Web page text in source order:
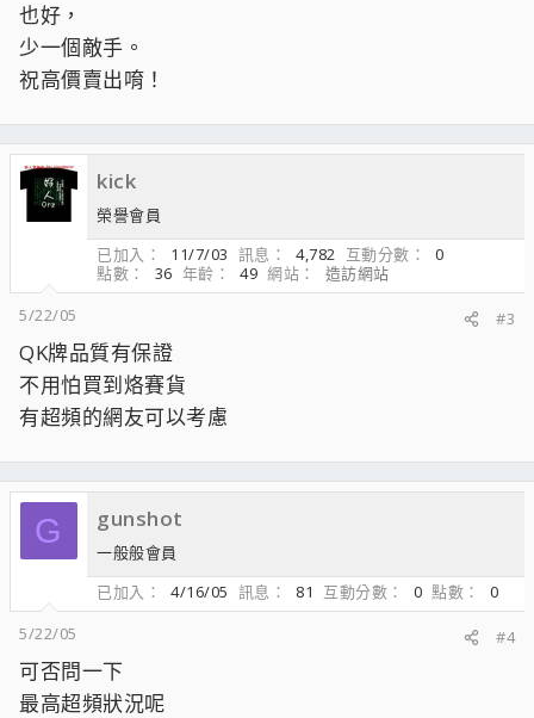
也好，
少一個敵手。
祝高價賣出唷！
kick
榮譽會員
已加入
11/7/03 訊息 4,782 互動分數
0
點數
36 年齡 49 網站
造訪網站
5/22/05
#3
QK牌品質有保證
不用怕買到烙賽貨
有超頻的網友可以考慮
G gunshot
一般般會員
已加入
4/16/05 訊息 81 互動分數 0 點數
0
5/22/05
#4
可否問一下
最高超頻狀況呢